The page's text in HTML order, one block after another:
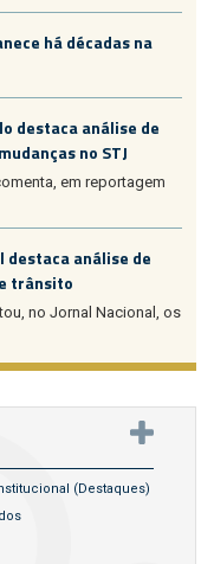
há décadas na
destaca análise de
no STJ
em reportagem
destaca análise de
trânsito
no Jornal Nacional, os
(destaques)